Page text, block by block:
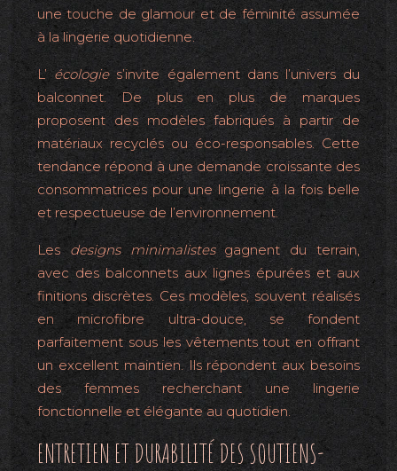
une touche de glamour et de féminité assumée
à la lingerie quotidienne.
L’écologie s’invite également dans l’univers du
balconnet. De plus en plus de marques
proposent des modèles fabriqués à partir de
matériaux recyclés ou éco-responsables. Cette
tendance répond à une demande croissante des
consommatrices pour une lingerie à la fois belle
et respectueuse de l’environnement.
Les designs minimalistesgagnent du terrain,
avec des balconnets aux lignes épurées et aux
finitions discrètes. Ces modèles, souvent réalisés
en microfibre ultra-douce, se fondent
parfaitement sous les vêtements tout en offrant
un excellent maintien. Ils répondent aux besoins
des femmes recherchant une lingerie
fonctionnelle et élégante au quotidien.
ENTRETIEN ET DURABILITÉ DES SOUTIENS-